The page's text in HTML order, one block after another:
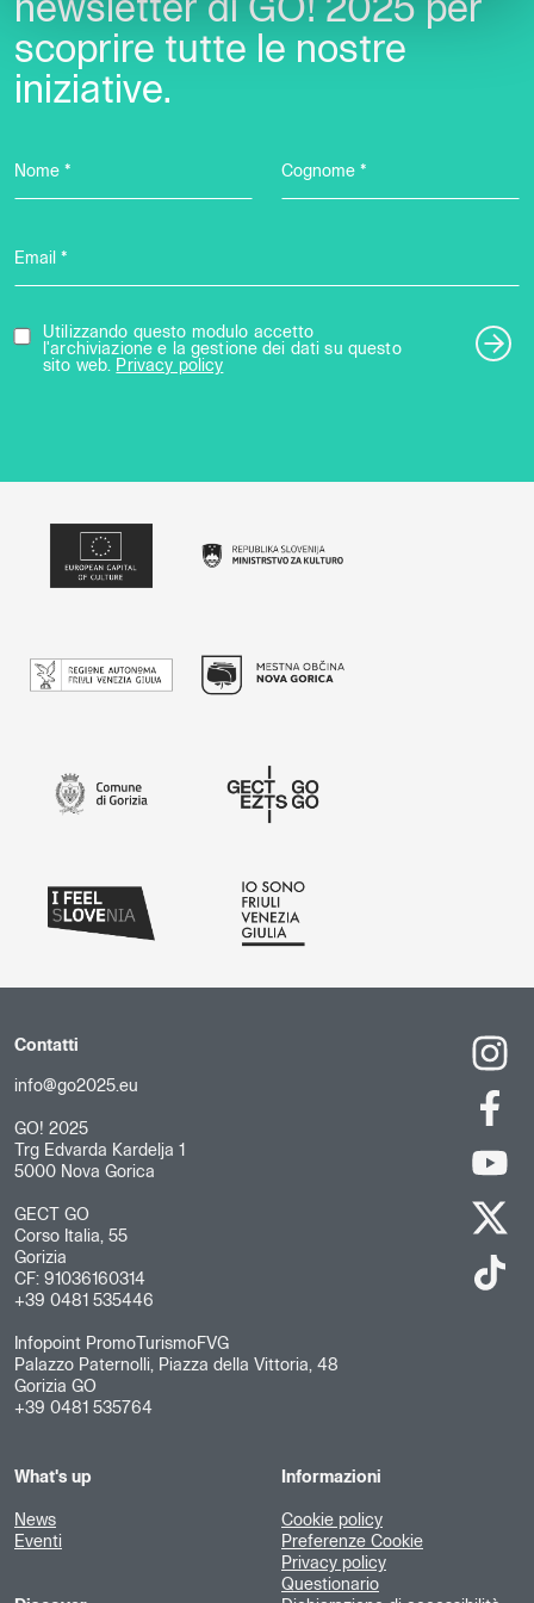
newsletter di GO! 2025 per
scoprire tutte le nostre
iniziative.
Nome * Cognome *
Email *
Utilizzando questo modulo accetto
l'archiviazione e la gestione dei dati su questo
sito web.
Privacy policy
Contatti
info@go2025.eu
GO! 2025
Trg Edvarda Kardelja 1
5000 Nova Gorica
GECT GO
Corso Italia, 55
Gorizia
CF: 91036160314
+39 0481 535446
Infopoint PromoTurismoFVG
Palazzo Paternolli, Piazza della Vittoria, 48
Gorizia GO
+39 0481 535764
What's up
News
Eventi
Informazioni
Cookie policy
Preferenze Cookie
Privacy policy
Questionario